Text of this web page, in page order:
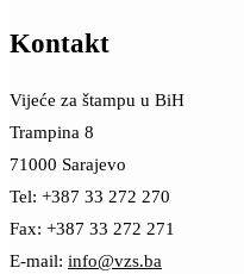
Kontakt
Vijeće za štampu u BiH
Trampina 8
71000 Sarajevo
Tel: +387 33 272 270
Fax: +387 33 272 271
E-mail: info@vzs.ba